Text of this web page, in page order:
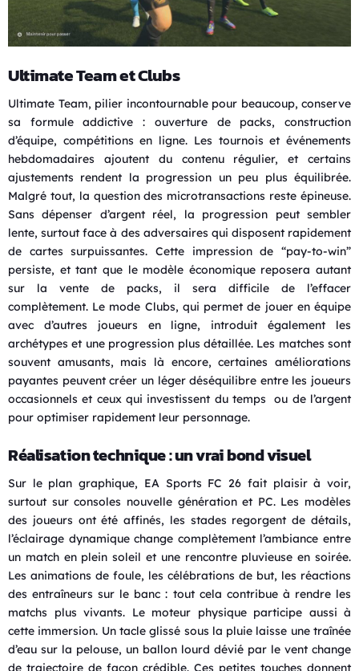
Ultimate Team et Clubs
Ultimate Team, pilier incontournable pour beaucoup, conserve
sa formule addictive : ouverture de packs, construction
d’équipe, compétitions en ligne. Les tournois et événements
hebdomadaires ajoutent du contenu régulier, et certains
ajustements rendent la progression un peu plus équilibrée.
Malgré tout, la question des microtransactions reste épineuse.
Sans dépenser d’argent réel, la progression peut sembler
lente, surtout face à des adversaires qui disposent rapidement
de cartes surpuissantes. Cette impression de “pay-to-win”
persiste, et tant que le modèle économique reposera autant
sur la vente de packs, il sera difficile de l’effacer
complètement. Le mode Clubs, qui permet de jouer en équipe
avec d’autres joueurs en ligne, introduit également les
archétypes et une progression plus détaillée. Les matches sont
souvent amusants, mais là encore, certaines améliorations
payantes peuvent créer un léger déséquilibre entre les joueurs
occasionnels et ceux qui investissent du temps ou de l’argent
pour optimiser rapidement leur personnage.
Réalisation technique : un vrai bond visuel
Sur le plan graphique, EA Sports FC 26 fait plaisir à voir,
surtout sur consoles nouvelle génération et PC. Les modèles
des joueurs ont été affinés, les stades regorgent de détails,
l’éclairage dynamique change complètement l’ambiance entre
un match en plein soleil et une rencontre pluvieuse en soirée.
Les animations de foule, les célébrations de but, les réactions
des entraîneurs sur le banc : tout cela contribue à rendre les
matchs plus vivants. Le moteur physique participe aussi à
cette immersion. Un tacle glissé sous la pluie laisse une traînée
d’eau sur la pelouse, un ballon lourd dévié par le vent change
de trajectoire de façon crédible. Ces petites touches donnent